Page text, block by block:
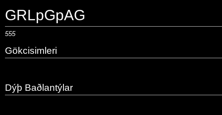
GRLpGpAG
555
Gökcisimleri
Dýþ Baðlantýlar